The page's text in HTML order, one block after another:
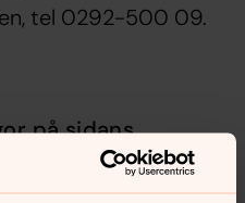
tel 0292-500 09.
på sidans